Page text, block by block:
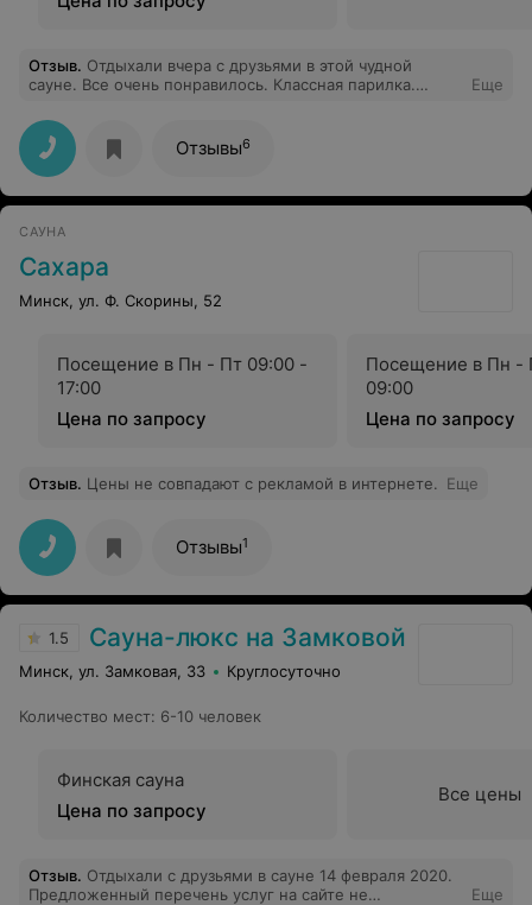
Отзыв. Отдыхали вчера с друзьями в этой чудной
сауне. Все очень понравилось. Классная парилка.
для отдыха и получения релакса. Остались довольны.
Всем советую, не пожалеете.
Еще
Отзывы6
САУНА
Сахара
Минск, ул. Ф. Скорины, 52
Посещение в Пн - Пт 09:00 -
17:00
Цена по запросу
Посещение в Пн -
09:00
Цена по запросу
Отзыв. Цены не совпадают с рекламой в интернете. Еще
Отзывы1
1.5 Сауна-люкс на Замковой
Минск, ул. Замковая, 33 Круглосуточно
Количество мест: 6-10 человек
Финская сауна
Цена по запросу
Все цены
Отзыв. Отдыхали с друзьями в сауне 14 февраля 2020.
Предложенный перечень услуг на сайте не
Еще